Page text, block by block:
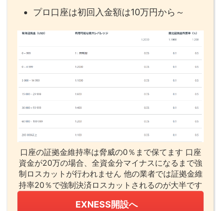
プロ口座は初回入金額は10万円から～
口座の証拠金維持率は脅威の0％まで保てます 口座
資金が20万の場合、全資金分マイナスになるまで強
制ロスカットが行われません 他の業者では証拠金維
持率20％で強制決済ロスカットされるのが大半です
EXNESS開設へ